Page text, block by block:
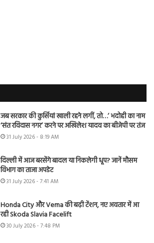
जब सरकार की कुर्सियां खाली रहने लगीं, तो…’ भदोही का नाम
‘संत रविदास नगर’ करने पर अखिलेश यादव का बीजेपी पर तंज
31 July 2026 - 8:19 AM
दिल्ली में आज बरसेंगे बादल या निकलेगी धूप? जानें मौसम
विभाग का ताजा अपडेट
31 July 2026 - 7:41 AM
Honda City और Verna की बढ़ी टेंशन, नए अवतार में आ
रही Skoda Slavia Facelift
30 July 2026 - 7:48 PM